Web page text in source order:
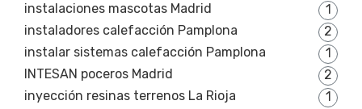
instalaciones mascotas Madrid
1
instaladores calefacción Pamplona
2
instalar sistemas calefacción Pamplona
1
INTESAN poceros Madrid
2
inyección resinas terrenos La Rioja
1